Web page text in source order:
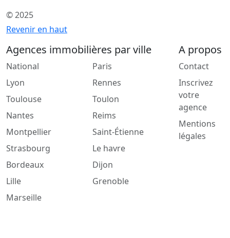
© 2025
Revenir en haut
Agences immobilières par ville
National
Lyon
Toulouse
Nantes
Montpellier
Strasbourg
Bordeaux
Lille
Marseille
Paris
Rennes
Toulon
Reims
Saint-Étienne
Le havre
Dijon
Grenoble
A propos
Contact
Inscrivez
votre
agence
Mentions
légales